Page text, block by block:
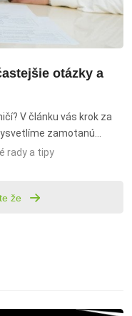
otázky a
V článku vás krok za
zamotanú
zbytočnému behaniu
SR,
postup prekladu,
rady a tipy
že